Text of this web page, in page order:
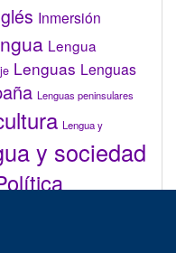
Inmersión
Lengua
Lenguas Lenguas
Lenguas peninsulares
Lengua y
y sociedad